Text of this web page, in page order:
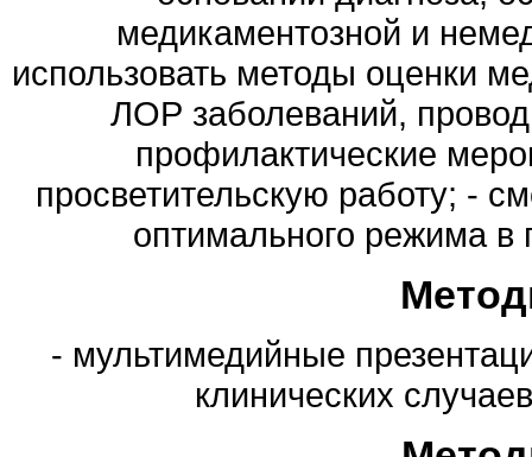
медикаментозной и
использовать методы оценки
ЛОР заболеваний,
профилактические
просветительскую работу; -
оптимального режима
- мультимедийные
клинических